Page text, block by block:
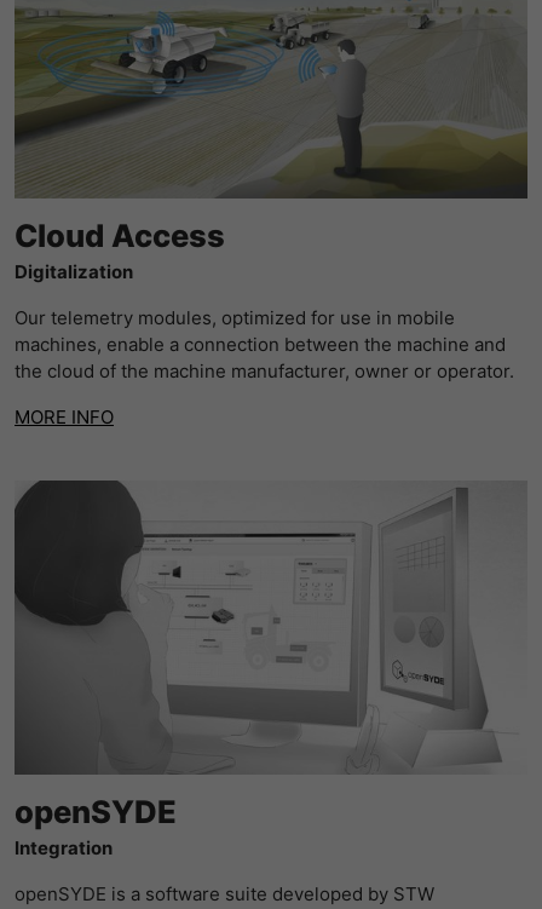
Cloud Access
Digitalization
Our telemetry modules, optimized for use in mobile
machines, enable a connection between the machine and
the cloud of the machine manufacturer, owner or operator.
MORE INFO
openSYDE
Integration
openSYDE is a software suite developed by STW